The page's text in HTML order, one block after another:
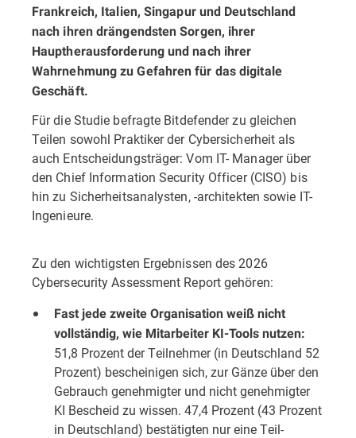
Frankreich, Italien, Singapur und Deutschland
nach ihren drängendsten Sorgen, ihrer
Hauptherausforderung und nach ihrer
Wahrnehmung zu Gefahren für das digitale
Geschäft.
Für die Studie befragte Bitdefender zu gleichen
Teilen sowohl Praktiker der Cybersicherheit als
auch Entscheidungsträger: Vom IT- Manager über
den Chief Information Security Officer (CISO) bis
hin zu Sicherheitsanalysten, -architekten sowie IT-
Ingenieure.
Zu den wichtigsten Ergebnissen des 2026
Cybersecurity Assessment Report gehören:
Fast jede zweite Organisation weiß nicht
vollständig, wie Mitarbeiter KI-Tools nutzen:
51,8 Prozent der Teilnehmer (in Deutschland 52
Prozent) bescheinigen sich, zur Gänze über den
Gebrauch genehmigter und nicht genehmigter
KI Bescheid zu wissen. 47,4 Prozent (43 Prozent
in Deutschland) bestätigten nur eine Teil-